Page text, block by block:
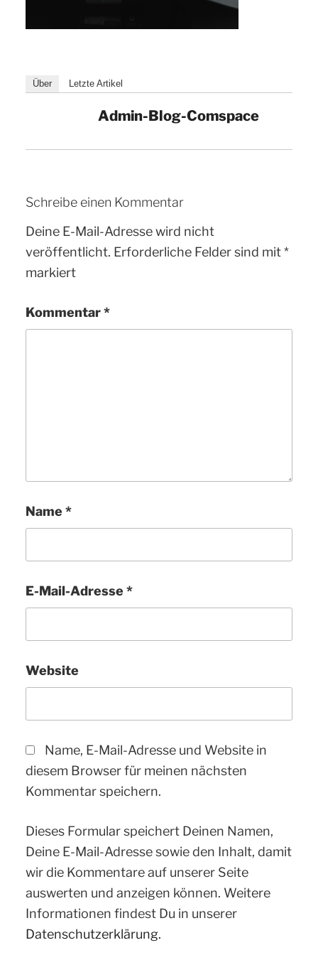
Über Letzte Artikel
Admin-Blog-Comspace
Schreibe einen Kommentar
Deine E-Mail-Adresse wird nicht
veröffentlicht. Erforderliche Felder sind mit*
markiert
Kommentar*
Name *
E-Mail-Adresse *
Website
Name, E-Mail-Adresse und Website in
diesem Browser für meinen nächsten
Kommentar speichern.
Dieses Formular speichert Deinen Namen,
Deine E-Mail-Adresse sowie den Inhalt, damit
wir die Kommentare auf unserer Seite
auswerten und anzeigen können. Weitere
Informationen findest Du in unserer
Datenschutzerklärung.